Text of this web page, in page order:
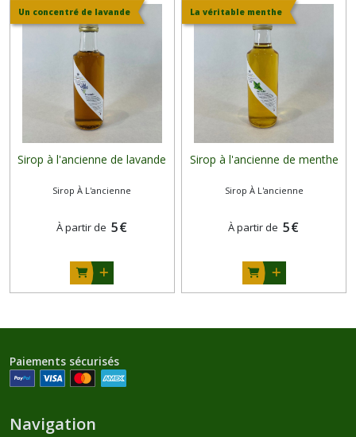
Un concentré de lavande
Sirop à l'ancienne de lavande
Sirop À L'ancienne
À partir de 5€
La véritable menthe
Sirop à l'ancienne de menthe
Sirop À L'ancienne
À partir de 5€
Paiements sécurisés
Navigation